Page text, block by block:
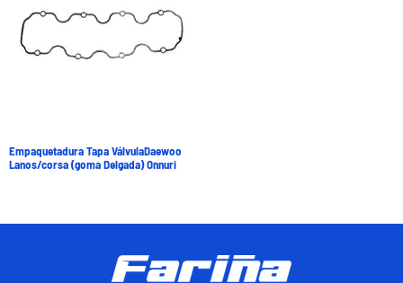
Empaquetadura Tapa VálvulaDaewoo
Lanos/corsa (goma Delgada) Onnuri